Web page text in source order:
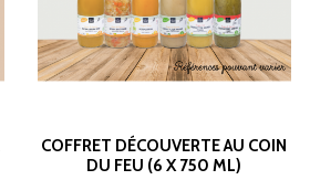
COFFRET DÉCOUVERTE AU COIN
DU FEU (6 X 750 ML)